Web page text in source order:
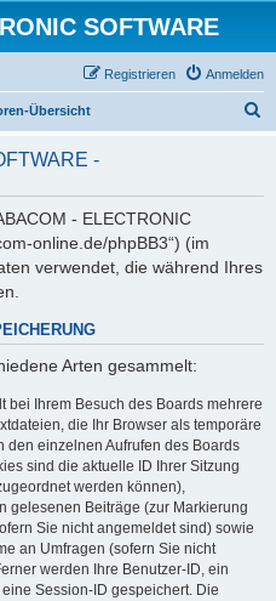
SOFTWARE
Anmelden
Registrieren
Übersicht
h
-
- ELECTRONIC
online.de/phpBB3“) (im
verwendet, die während Ihres
Arten gesammelt:
bei Ihrem Besuch des Boards mehrere
die Ihr Browser als temporäre
den einzelnen Aufrufen des Boards
sind die aktuelle ID Ihrer Sitzung
werden können),
gelesenen Beiträge (zur Markierung
Sie nicht angemeldet sind) sowie
an Umfragen (sofern Sie nicht
werden Ihre Benutzer-ID, ein
Session-ID gespeichert. Die